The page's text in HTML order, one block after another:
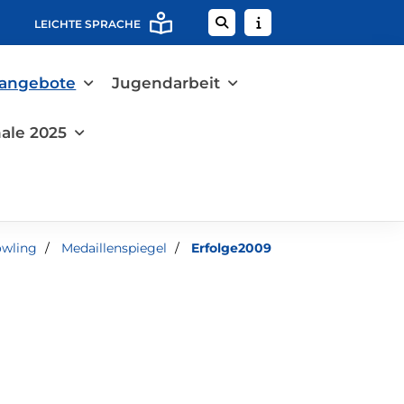
LEICHTE SPRACHE
Jugendarbeit
2025
Medaillenspiegel Erfolge2009